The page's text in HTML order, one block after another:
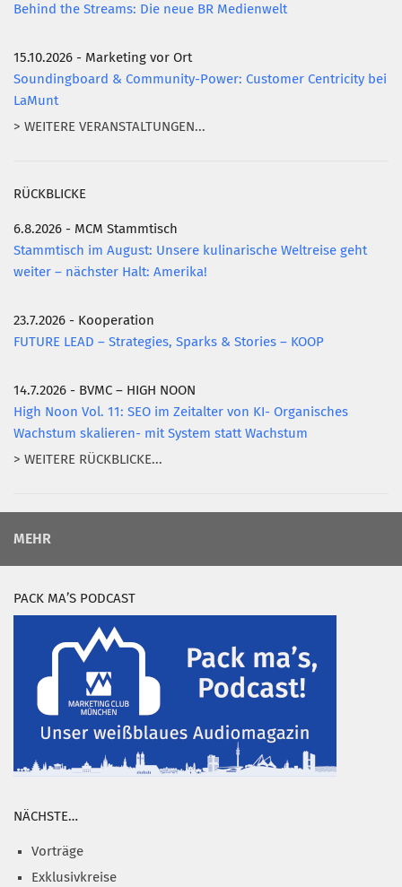
Behind the Streams: Die neue BR Medienwelt
15.10.2026 - Marketing vor Ort
Soundingboard & Community-Power: Customer Centricity bei
LaMunt
> WEITERE VERANSTALTUNGEN...
RÜCKBLICKE
6.8.2026 - MCM Stammtisch
Stammtisch im August: Unsere kulinarische Weltreise geht
weiter – nächster Halt: Amerika!
23.7.2026 - Kooperation
FUTURE LEAD – Strategies, Sparks & Stories – KOOP
14.7.2026 - BVMC – HIGH NOON
High Noon Vol. 11: SEO im Zeitalter von KI- Organisches
Wachstum skalieren- mit System statt Wachstum
> WEITERE RÜCKBLICKE...
MEHR
PACK MA’S PODCAST
NÄCHSTE…
Vorträge
Exklusivkreise